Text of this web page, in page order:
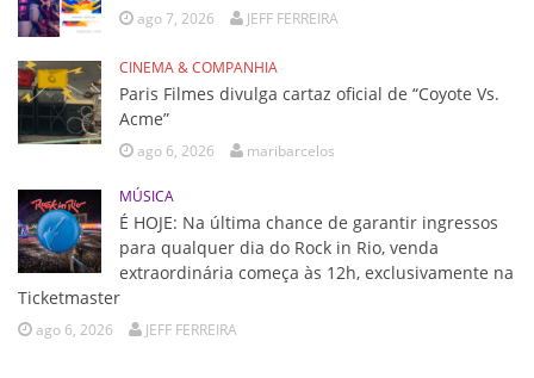
ago 7, 2026 JEFF FERREIRA
CINEMA & COMPANHIA
Paris Filmes divulga cartaz oficial de “Coyote Vs.
Acme”
ago 6, 2026 maribarcelos
MÚSICA
É HOJE: Na última chance de garantir ingressos
para qualquer dia do Rock in Rio, venda
extraordinária começa às 12h, exclusivamente na
Ticketmaster
ago 6, 2026 JEFF FERREIRA